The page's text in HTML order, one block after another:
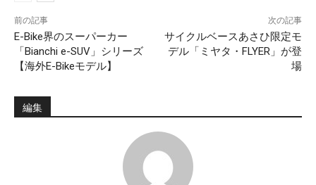
前の記事
E-Bike界のスーパーカー
「Bianchi e-SUV」シリーズ
【海外E-Bikeモデル】
次の記事
サイクルベースあさひ限定モ
デル「ミヤタ・FLYER」が登
場
編集